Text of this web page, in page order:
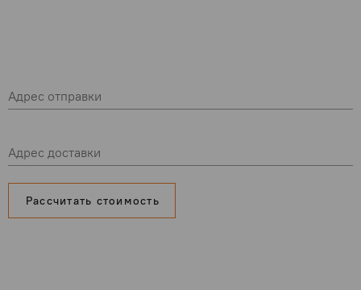
Адрес отправки
Адрес доставки
Рассчитать стоимость